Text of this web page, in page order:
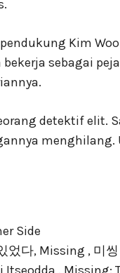
Kim
sebagai
detektif elit.
Side
다, Missing , 미씽